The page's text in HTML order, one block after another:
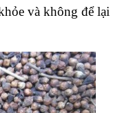
và không để lại